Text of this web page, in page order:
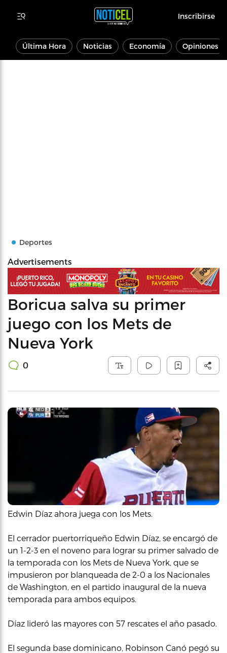
Inscribirse
Última Hora Noticias Economía Opiniones
Deportes
Advertisements
Boricua salva su primer
juego con los Mets de
Nueva York
0
Edwin Díaz ahora juega con los Mets.
El cerrador puertorriqueño Edwin Díaz, se encargó de
un 1-2-3 en el noveno para lograr su primer salvado de
la temporada con los Mets de Nueva York, que se
impusieron por blanqueada de 2-0 a los Nacionales
de Washington, en el partido inaugural de la nueva
temporada para ambos equipos.
Díaz lideró las mayores con 57 rescates el año pasado.
El segunda base dominicano, Robinson Canó pegó su